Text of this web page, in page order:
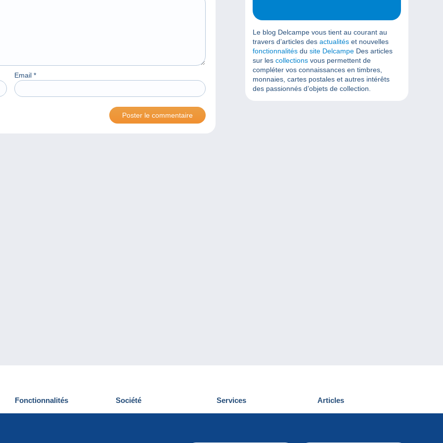
Email *
Le blog Delcampe vous tient au courant au
travers d’articles des actualités et nouvelles
fonctionnalités du site Delcampe Des articles
sur les collections vous permettent de
compléter vos connaissances en timbres,
monnaies, cartes postales et autres intérêts
des passionnés d’objets de collection.
Fonctionnalités
Nouveautés
Société
Qui sommes-nous
Services
Découvrir Delcampe
Articles